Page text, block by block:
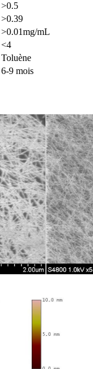
>0.5
>0.39
>0.01mg/mL
<4
Toluène
6-9 mois